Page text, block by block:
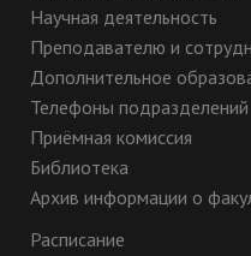
Научная деятельность
Преподавателю и
Дополнительное
Телефоны подразделений
Приёмная комиссия
Библиотека
Архив информации о
Расписание